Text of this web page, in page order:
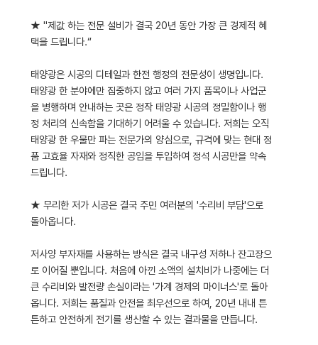
★ "제값 하는 전문 설비가 결국 20년 동안 가장 큰 경제적 혜
택을 드립니다.“
태양광은 시공의 디테일과 한전 행정의 전문성이 생명입니다.
태양광 한 분야에만 집중하지 않고 여러 가지 품목이나 사업군
을 병행하며 안내하는 곳은 정작 태양광 시공의 정밀함이나 행
정 처리의 신속함을 기대하기 어려울 수 있습니다. 저희는 오직
태양광 한 우물만 파는 전문가의 양심으로, 규격에 맞는 현대 정
품 고효율 자재와 정직한 공임을 투입하여 정석 시공만을 약속
드립니다.
★ 무리한 저가 시공은 결국 주민 여러분의 '수리비 부담'으로
돌아옵니다.
저사양 부자재를 사용하는 방식은 결국 내구성 저하나 잔고장으
로 이어질 뿐입니다. 처음에 아낀 소액의 설치비가 나중에는 더
큰 수리비와 발전량 손실이라는 '가계 경제의 마이너스'로 돌아
옵니다. 저희는 품질과 안전을 최우선으로 하여, 20년 내내 튼
튼하고 안전하게 전기를 생산할 수 있는 결과물을 만듭니다.